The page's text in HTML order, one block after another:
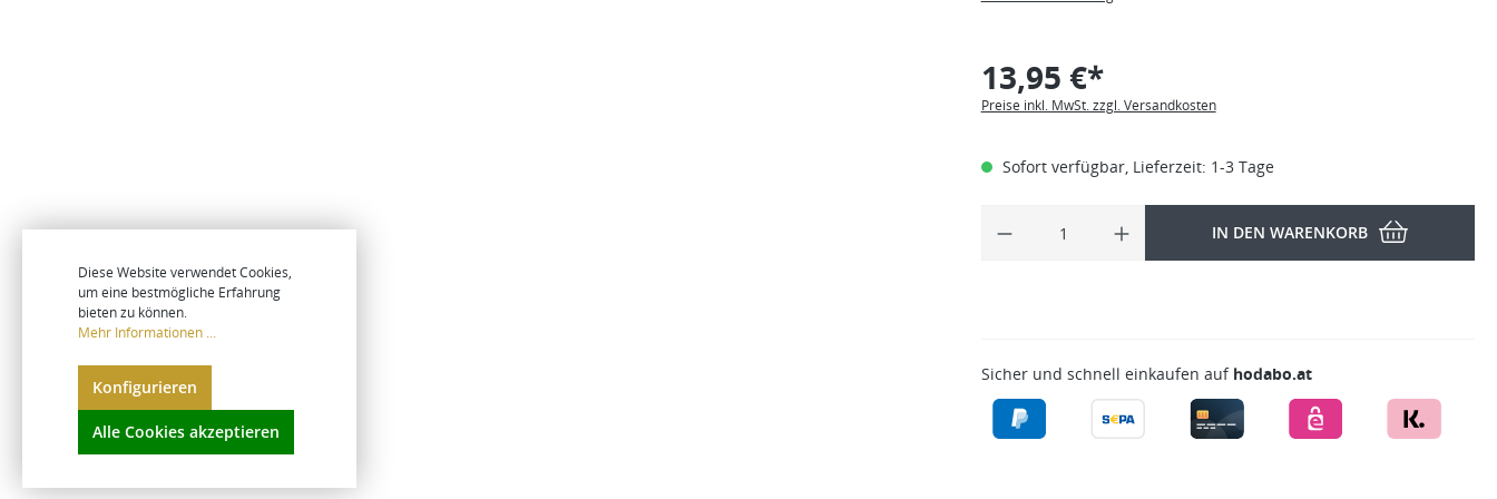
13,95 €*
Preise inkl. MwSt. zzgl. Versandkosten
Sofort verfügbar, Lieferzeit: 1-3 Tage
IN DEN WARENKORB
Sicher und schnell einkaufen auf hodabo.at
Diese Website verwendet Cookies,
um eine bestmögliche Erfahrung
bieten zu können.
Mehr Informationen ...
Konfigurieren
Alle Cookies akzeptieren